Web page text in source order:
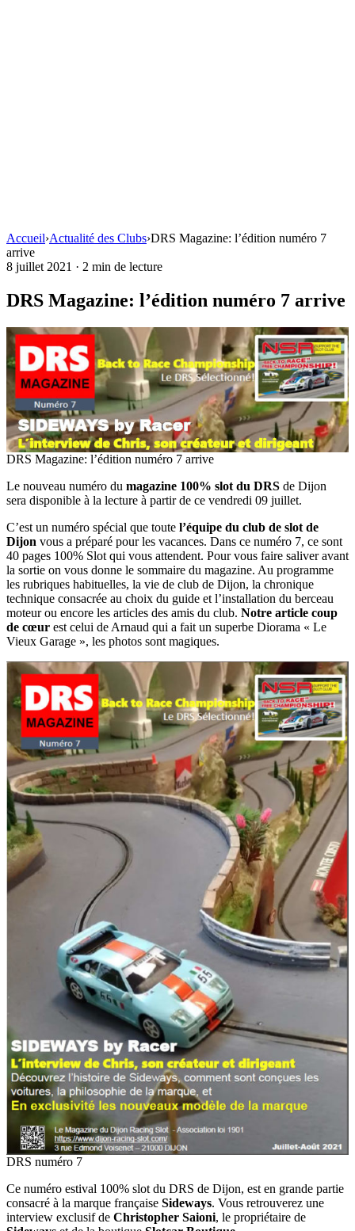
Accueil›Actualité des Clubs›DRS Magazine: l’édition numéro 7
arrive
8 juillet 2021 · 2 min de lecture
DRS Magazine: l’édition numéro 7 arrive
DRS Magazine: l’édition numéro 7 arrive
Le nouveau numéro du magazine 100% slot du DRS de Dijon
sera disponible à la lecture à partir de ce vendredi 09 juillet.
C’est un numéro spécial que toute l’équipe du club de slot de
Dijon vous a préparé pour les vacances. Dans ce numéro 7, ce sont
40 pages 100% Slot qui vous attendent. Pour vous faire saliver avant
la sortie on vous donne le sommaire du magazine. Au programme
les rubriques habituelles, la vie de club de Dijon, la chronique
technique consacrée au choix du guide et l’installation du berceau
moteur ou encore les articles des amis du club. Notre article coup
de cœur est celui de Arnaud qui a fait un superbe Diorama « Le
Vieux Garage », les photos sont magiques.
DRS numéro 7
Ce numéro estival 100% slot du DRS de Dijon, est en grande partie
consacré à la marque française Sideways. Vous retrouverez une
interview exclusif de Christopher Saioni, le propriétaire de